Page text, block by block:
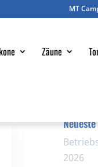
MT
Zäune
2026